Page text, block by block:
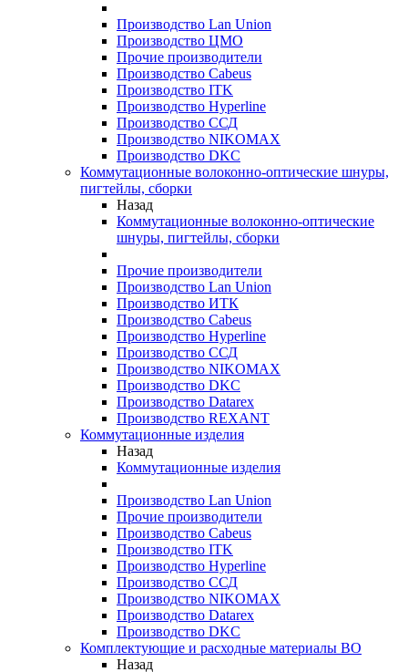
Производство Lan Union
Производство ЦМО
Прочие производители
Производство Cabeus
Производство ITK
Производство Hyperline
Производство ССД
Производство NIKOMAX
Производство DKC
Коммутационные волоконно-оптические шнуры,
пигтейлы, сборки
Назад
Коммутационные волоконно-оптические
шнуры, пигтейлы, сборки
Прочие производители
Производство Lan Union
Производство ИТК
Производство Cabeus
Производство Hyperline
Производство ССД
Производство NIKOMAX
Производство DKC
Производство Datarex
Производство REXANT
Коммутационные изделия
Назад
Коммутационные изделия
Производство Lan Union
Прочие производители
Производство Cabeus
Производство ITK
Производство Hyperline
Производство ССД
Производство NIKOMAX
Производство Datarex
Производство DKC
Комплектующие и расходные материалы ВО
Назад